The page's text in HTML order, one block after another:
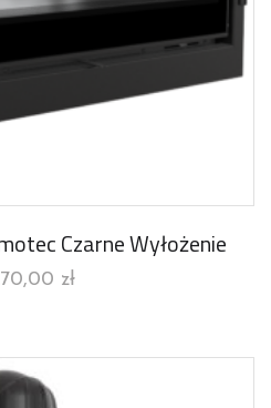
Czarne Wyłożenie
zł